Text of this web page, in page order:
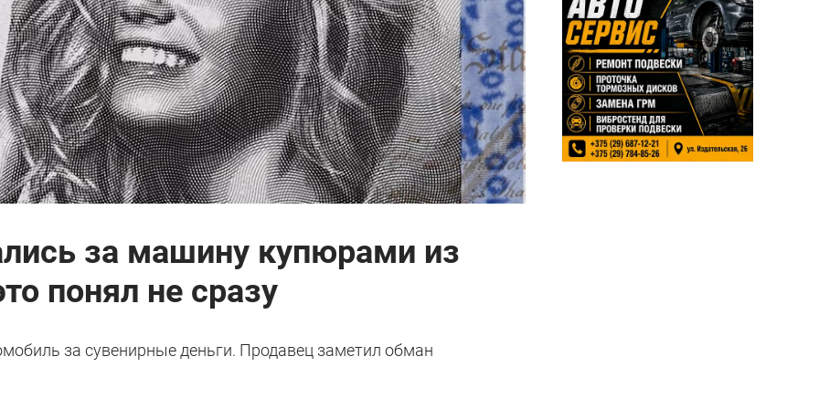
за машину купюрами из
понял не сразу
за сувенирные деньги. Продавец заметил обман